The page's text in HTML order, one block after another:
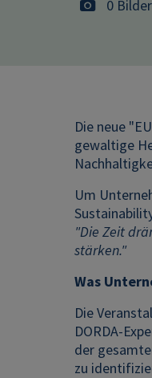
0 Bilder
Die neue
gewaltige
Um
"Die Zeit
stärken."
Was
Die
DORDA-
der
zu